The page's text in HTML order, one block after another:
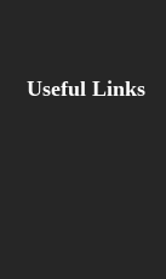
Useful Links